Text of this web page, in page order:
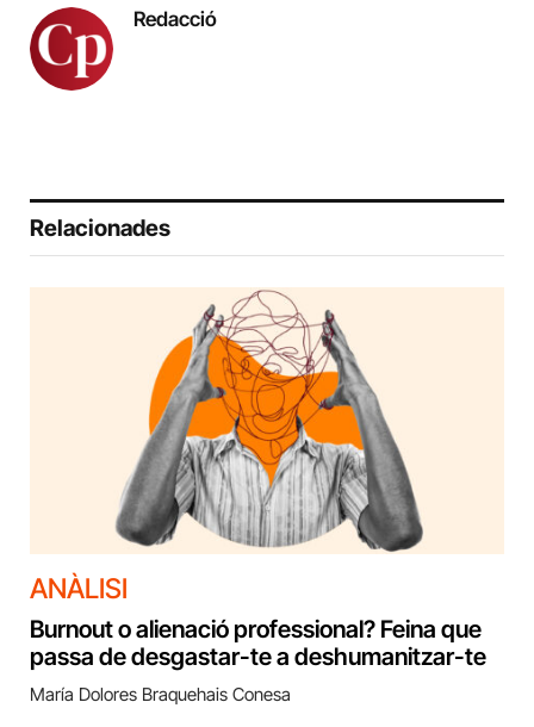
Redacció
Relacionades
ANÀLISI
Burnout o alienació professional? Feina que
passa de desgastar-te a deshumanitzar-te
María Dolores Braquehais Conesa